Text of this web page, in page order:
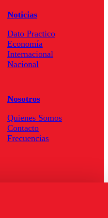
Noticias
Dato Practico
Economía
Internacional
Nacional
Nosotros
Quienes Somos
Contacto
Frecuencias